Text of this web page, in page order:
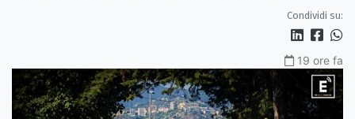
Condividi su:
19 ore fa